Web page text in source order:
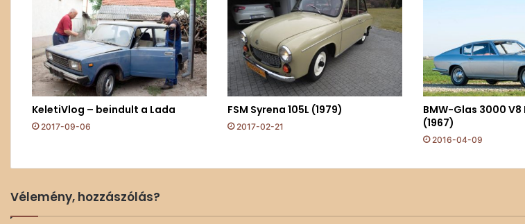
KeletiVlog – beindult a Lada
2017-09-06
FSM Syrena 105L (1979)
2017-02-21
BMW-Glas 3000
(1967)
2016-04-09
Vélemény, hozzászólás?